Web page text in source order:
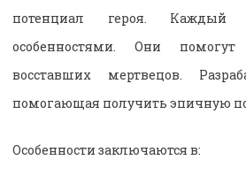
потенциал героя. Каждый
особенностями. Они
восставших мертвецов.
помогающая получить эпичную
Особенности заключаются в: